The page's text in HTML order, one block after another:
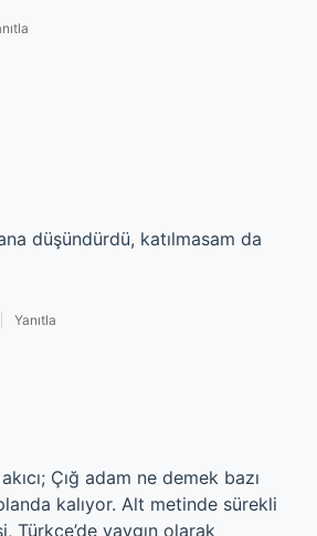
düşündürdü, katılmasam da
Yanıtla
Çığ adam ne demek bazı
kalıyor. Alt metinde sürekli
Türkçe’de yaygın olarak